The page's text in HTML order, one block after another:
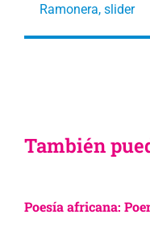
Ramonera, slider
También
Poesía africana: